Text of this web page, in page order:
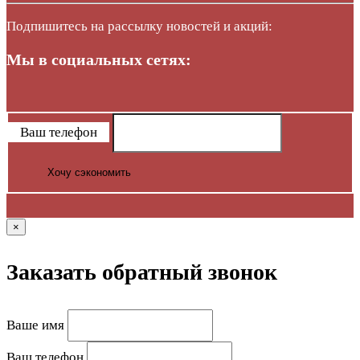
Подпишитесь на рассылку новостей и акций:
Мы в социальных сетях:
Ваш телефон
Хочу сэкономить
×
Заказать обратный звонок
Ваше имя
Ваш телефон